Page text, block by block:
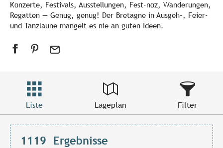
Konzerte, Festivals, Ausstellungen, Fest-noz, Wanderungen,
Regatten — Genug, genug! Der Bretagne in Ausgeh-, Feier-
und Tanzlaune mangelt es nie an guten Ideen.
Liste Lageplan Filter
1119 Ergebnisse